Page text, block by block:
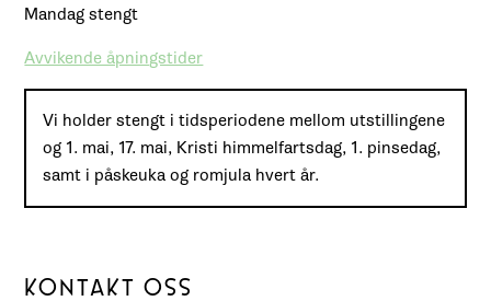
Mandag stengt
Avvikende åpningstider
Vi holder stengt i tidsperiodene mellom utstillingene
og 1. mai, 17. mai, Kristi himmelfartsdag, 1. pinsedag,
samt i påskeuka og romjula hvert år.
KONTAKT OSS